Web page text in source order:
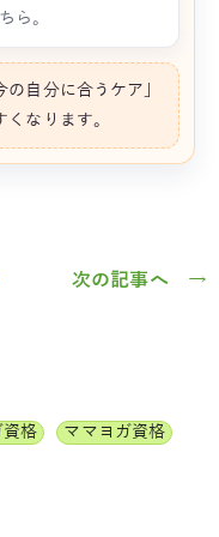
ら。
自分に合うケア」
なります。
次の記事へ →
資格 ママヨガ資格